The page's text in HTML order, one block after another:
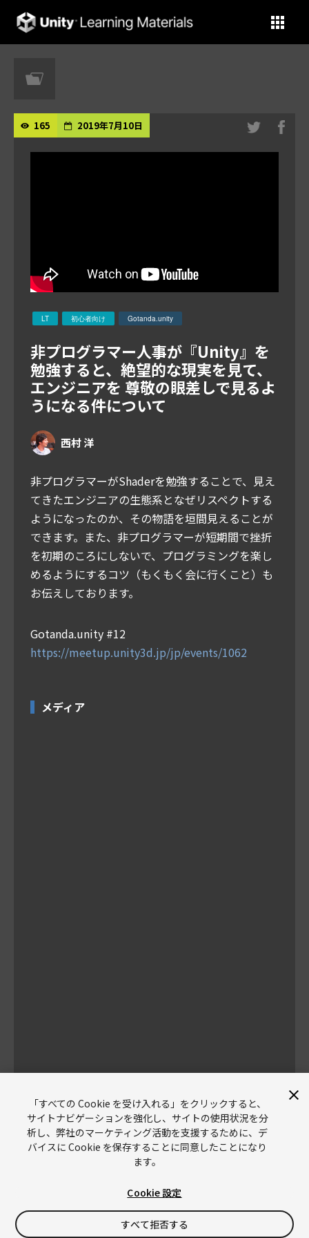
Unity Learning Materials
165 2019年7月10日
LT 初心者向け Gotanda.unity
非プログラマー人事が『Unity』を
勉強すると、絶望的な現実を見て、
エンジニアを 尊敬の眼差しで見るよ
うになる件について
西村 洋
非プログラマーがShaderを勉強することで、見え
てきたエンジニアの生態系となぜリスペクトする
ようになったのか、その物語を垣間見えることが
できます。また、非プログラマーが短期間で挫折
を初期のころにしないで、プログラミングを楽し
めるようにするコツ（もくもく会に行くこと）も
お伝えしております。
Gotanda.unity #12
https://meetup.unity3d.jp/jp/events/1062
メディア
Unity
Copyright © 2026 Unity Technologies
「すべての Cookie を受け入れる」をクリックすると、
サイトナビゲーションを強化し、サイトの使用状況を分
析し、弊社のマーケティング活動を支援するために、デ
バイスに Cookie を保存することに同意したことになり
ます。
Cookie 設定
すべて拒否する